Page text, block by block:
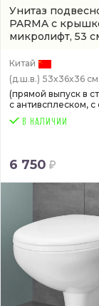
Унитаз
PARMA с
микролифт, 53
(AZ-2142)
Китай
(д.ш.в.) 53x36x36 см.
(прямой выпуск в
с антивсплеском, с
6 750